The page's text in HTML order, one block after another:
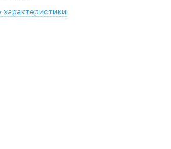
характеристики